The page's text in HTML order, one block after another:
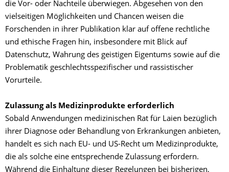
die Vor- oder Nachteile überwiegen. Abgesehen von den
vielseitigen Möglichkeiten und Chancen weisen die
Forschenden in ihrer Publikation klar auf offene rechtliche
und ethische Fragen hin, insbesondere mit Blick auf
Datenschutz, Wahrung des geistigen Eigentums sowie auf die
Problematik geschlechtsspezifischer und rassistischer
Vorurteile.
Zulassung als Medizinprodukte erforderlich
Sobald Anwendungen medizinischen Rat für Laien bezüglich
ihrer Diagnose oder Behandlung von Erkrankungen anbieten,
handelt es sich nach EU- und US-Recht um Medizinprodukte,
die als solche eine entsprechende Zulassung erfordern.
Während die Einhaltung dieser Regelungen bei bisherigen,